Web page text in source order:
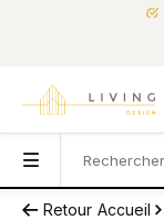
Retour Accueil